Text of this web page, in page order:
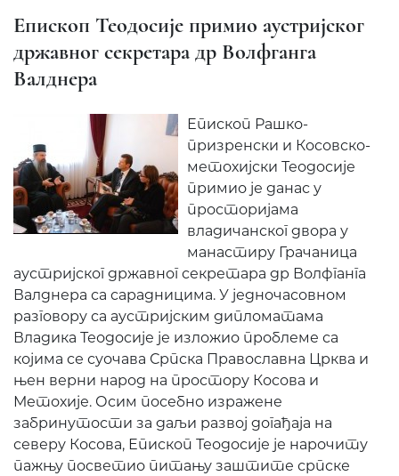
Епископ Теодосије примио аустријског
државног секретара др Волфганга
Валднера
Епископ Рашко-
призренски и Косовско-
метохијски Теодосије
примио је данас у
просторијама
владичанског двора у
манастиру Грачаница
аустријског државног секретара др Волфганга
Валднера са сарадницима. У једночасовном
разговору са аустријским дипломатама
Владика Теодосије је изложио проблеме са
којима се суочава Српска Православна Црква и
њен верни народ на простору Косова и
Метохије. Осим посебно изражене
забринутости за даљи развој догађаја на
северу Косова, Епископ Теодосије је нарочиту
пажњу посветио питању заштите српске